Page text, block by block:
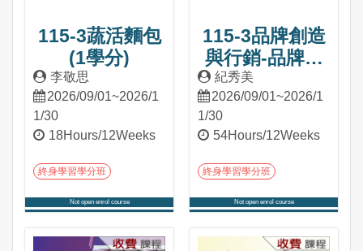
115-3蔬活麵包
(1學分)
李敬思
2026/09/01~2026/1
1/30
18Hours/12Weeks
終身學習學分班
Not open enrol course
115-3品牌創造
與行銷-品牌篇
(3學分)
紀秀美
2026/09/01~2026/1
1/30
54Hours/12Weeks
終身學習學分班
Not open enrol course